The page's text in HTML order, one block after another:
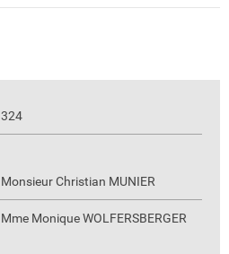
324
Monsieur Christian MUNIER
Mme Monique WOLFERSBERGER